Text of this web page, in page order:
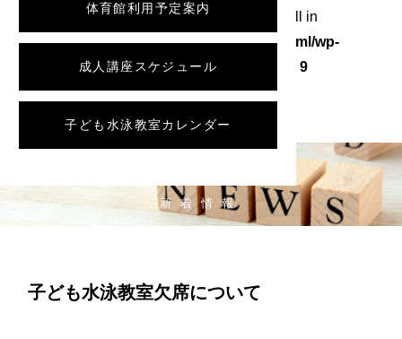
体育館利用予定案内
成人講座スケジュール
子ども水泳教室カレンダー
: Attempt to read property "slug" on null in
/home/wordstock/numasupo.com/public_html/wp-
content/themes/numaspo/single.php
9
新着情報
子ども水泳教室欠席について